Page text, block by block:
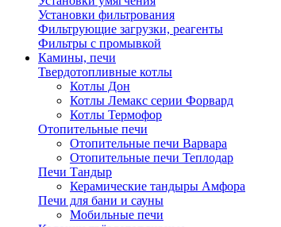
Установки фильтрования
Фильтрующие загрузки, реагенты
Фильтры с промывкой
Камины, печи
Твердотопливные котлы
Котлы Дон
Котлы Лемакс серии Форвард
Котлы Термофор
Отопительные печи
Отопительные печи Варвара
Отопительные печи Теплодар
Печи Тандыр
Керамические тандыры Амфора
Печи для бани и сауны
Мобильные печи